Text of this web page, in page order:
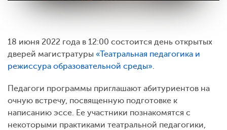
18 июня 2022 года в 12:00 состоится день открытых
дверей магистратуры «Театральная педагогика и
режиссура образовательной среды».
Педагоги программы приглашают абитуриентов на
очную встречу, посвященную подготовке к
написанию эссе. Ее участники познакомятся с
некоторыми практиками театральной педагогики,